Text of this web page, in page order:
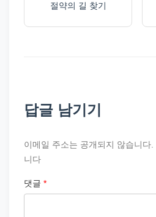
절약의 길 찾기
답글 남기기
이메일 주소는 공개되지 않습니다.
니다
댓글 *